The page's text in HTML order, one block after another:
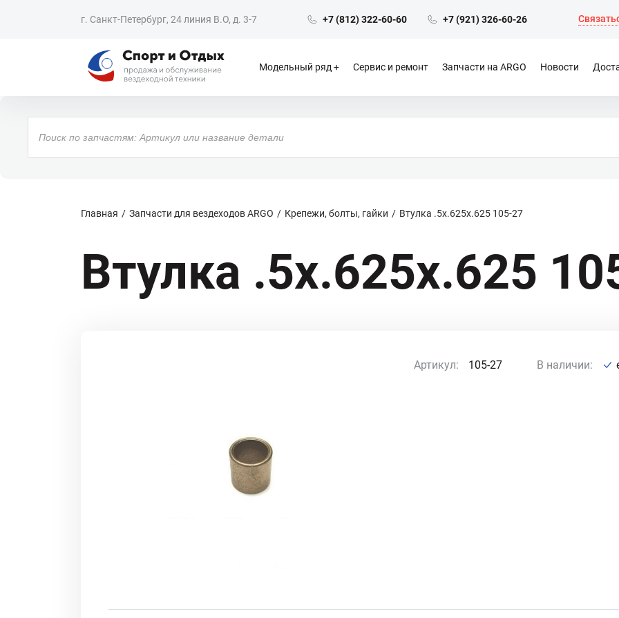
г. Санкт-Петербург, 24 линия В.О, д. 3-7 +7 (812) 322-60-60 +7 (921) 326-60-26
Модельный ряд Сервис и ремонт Запчасти на ARGO Новости
Поиск
товаров
Главная Запчасти для вездеходов ARGO Крепежи, болты, гайки Втулка .5x.625x.625 105-27
Втулка .5x.625x.625
Артикул: 105-27 В наличии: